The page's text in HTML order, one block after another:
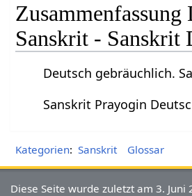
Zusammenfassung
Sanskrit - Sanskrit
Deutsch gebräuchlich.
Sanskrit Prayogin
Kategorien: Sanskrit Glossar
Diese Seite wurde zuletzt am 3. Juni